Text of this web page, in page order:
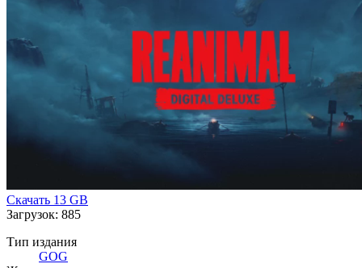
Скачать 13 GB
Загрузок: 885
Тип издания
GOG